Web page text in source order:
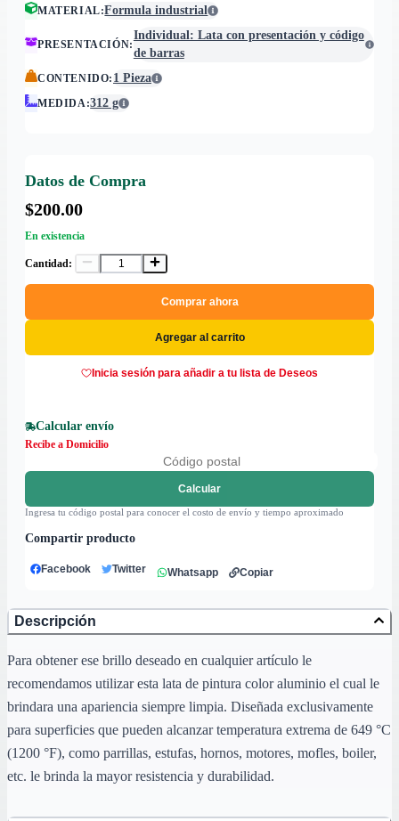
MATERIAL:Formula industrial
PRESENTACIÓN:
Individual: Lata con presentación y código
de barras
CONTENIDO: 1 Pieza
MEDIDA:312 g
Datos de Compra
$200.00
En existencia
Cantidad:
Comprar ahora
Agregar al carrito
Inicia sesión para añadir a tu lista de Deseos
Calcular envío
Recibe a Domicilio
Calcular
Ingresa tu código postal para conocer el costo de envío y tiempo aproximado
Compartir producto
Facebook Twitter Whatsapp Copiar
Descripción
Para obtener ese brillo deseado en cualquier artículo le
recomendamos utilizar esta lata de pintura color aluminio el cual le
brindara una apariencia siempre limpia. Diseñada exclusivamente
para superficies que pueden alcanzar temperatura extrema de 649 °C
(1200 °F), como parrillas, estufas, hornos, motores, mofles, boiler,
etc. le brinda la mayor resistencia y durabilidad.